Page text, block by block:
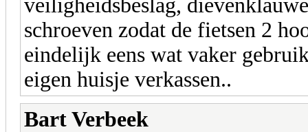
veiligheidsbeslag,
schroeven zodat de fietsen 2
eindelijk eens wat vaker
eigen huisje verkassen..
Bart Verbeek